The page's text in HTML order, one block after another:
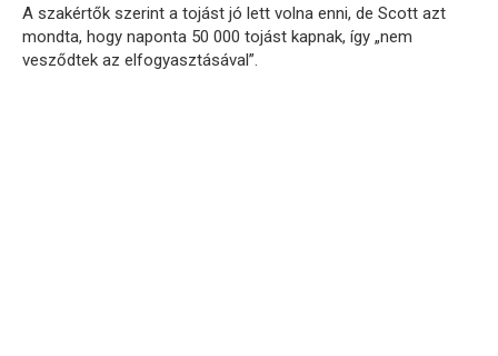
A szakértők szerint a tojást jó lett volna enni, de Scott azt
mondta, hogy naponta 50 000 tojást kapnak, így „nem
vesződtek az elfogyasztásával”.